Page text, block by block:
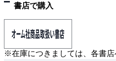
書店で購入
※在庫につきましては、各書店